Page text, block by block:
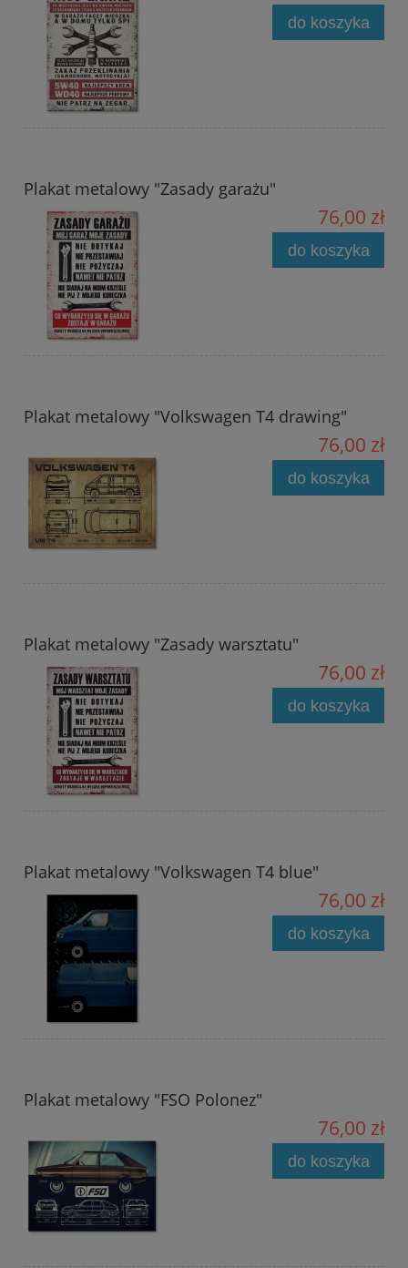
do koszyka
Plakat metalowy "Zasady garażu"
76,00 zł
do koszyka
Plakat metalowy "Volkswagen T4 drawing"
76,00 zł
do koszyka
Plakat metalowy "Zasady warsztatu"
76,00 zł
do koszyka
Plakat metalowy "Volkswagen T4 blue"
76,00 zł
do koszyka
Plakat metalowy "FSO Polonez"
76,00 zł
do koszyka